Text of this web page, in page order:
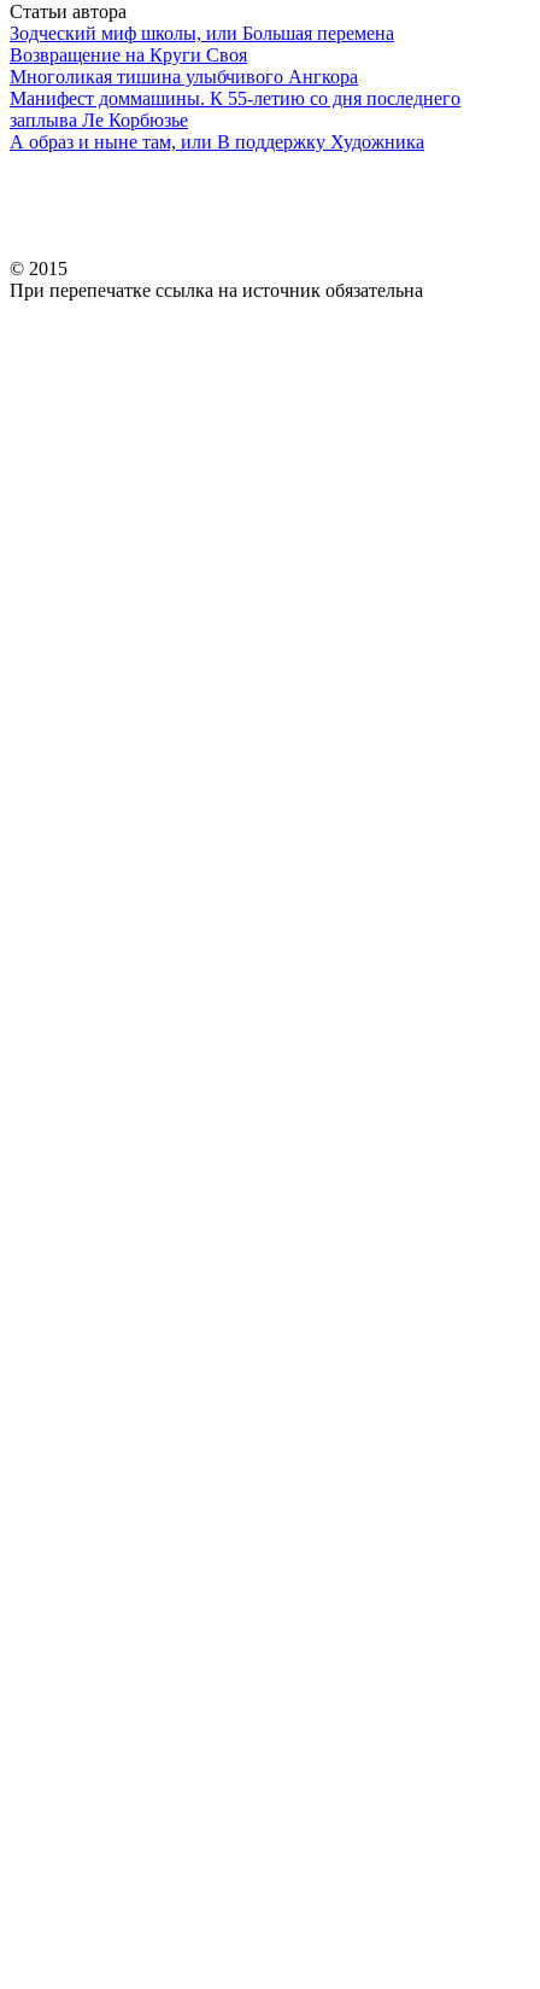
Статьи автора
Зодческий миф школы, или Большая перемена
Возвращение на Круги Своя
Многоликая тишина улыбчивого Ангкора
Манифест доммашины. К 55-летию со дня последнего
заплыва Ле Корбюзье
А образ и ныне там, или В поддержку Художника
© 2015
При перепечатке ссылка на источник обязательна